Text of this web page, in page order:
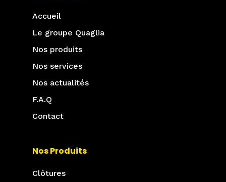
Accueil
Le groupe Quaglia
Nos produits
Nos services
Nos actualités
F.A.Q
Contact
Nos Produits
Clôtures